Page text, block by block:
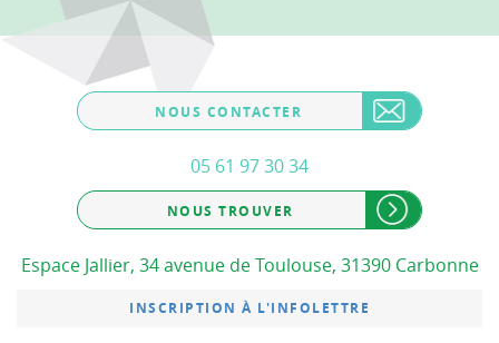
NOUS CONTACTER
05 61 97 30 34
NOUS TROUVER
Espace Jallier, 34 avenue de Toulouse, 31390 Carbonne
INSCRIPTION À L'INFOLETTRE